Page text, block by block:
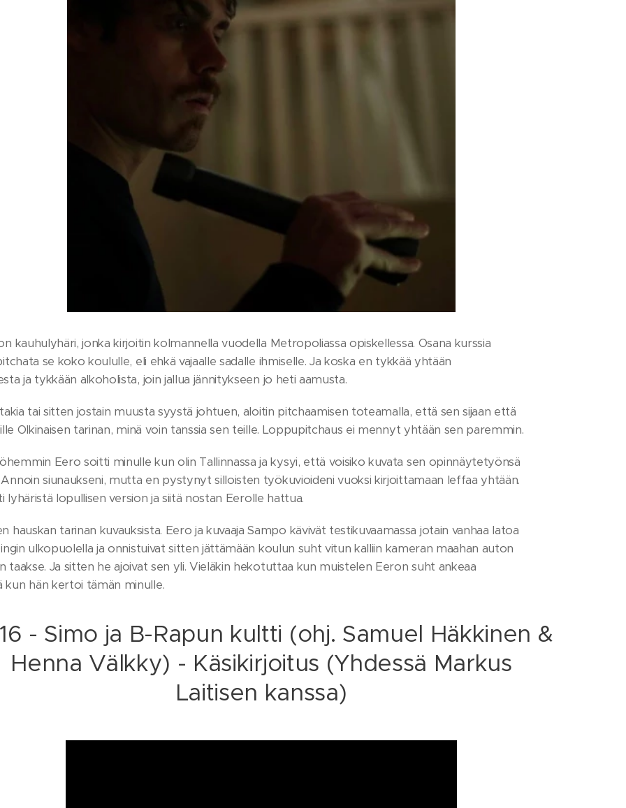
kauhulyhäri, jonka kirjoitin kolmannella vuodella Metropoliassa opiskellessa. Osana kurssia
se koko koululle, eli ehkä vajaalle sadalle ihmiselle. Ja koska en tykkää yhtään
ja tykkään alkoholista, join jallua jännitykseen jo heti aamusta.
tai sitten jostain muusta syystä johtuen, aloitin pitchaamisen toteamalla, että sen sijaan että
Olkinaisen tarinan, minä voin tanssia sen teille. Loppupitchaus ei mennyt yhtään sen paremmin.
Eero soitti minulle kun olin Tallinnassa ja kysyi, että voisiko kuvata sen opinnäytetyönsä
siunaukseni, mutta en pystynyt silloisten työkuvioideni vuoksi kirjoittamaan leffaa yhtään.
lyhäristä lopullisen version ja siitä nostan Eerolle hattua.
hauskan tarinan kuvauksista. Eero ja kuvaaja Sampo kävivät testikuvaamassa jotain vanhaa latoa
ulkopuolella ja onnistuivat sitten jättämään koulun suht vitun kalliin kameran maahan auton
taakse. Ja sitten he ajoivat sen yli. Vieläkin hekotuttaa kun muistelen Eeron suht ankeaa
kun hän kertoi tämän minulle.
- Simo ja B-Rapun kultti (ohj. Samuel Häkkinen &
Henna Välkky) - Käsikirjoitus (Yhdessä Markus
Laitisen kanssa)